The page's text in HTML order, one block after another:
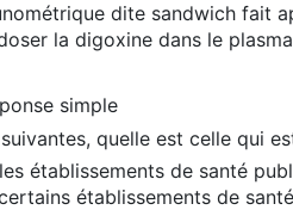
dite sandwich fait
la digoxine dans le
simple
quelle est celle qui
établissements de santé
établissements de